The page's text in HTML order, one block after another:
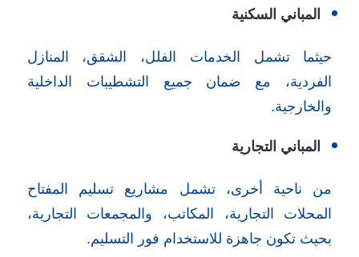
المباني السكنية
حيثما تشمل الخدمات الفلل، الشقق، المنازل
الفردية، مع ضمان جميع التشطيبات الداخلية
والخارجية.
المباني التجارية
من ناحية أخرى، تشمل مشاريع تسليم المفتاح
المحلات التجارية، المكاتب، والمجمعات التجارية،
بحيث تكون جاهزة للاستخدام فور التسليم.